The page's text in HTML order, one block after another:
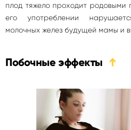
плод тяжело проходит родовыми
его употреблении
молочных желез будущей мамы и
Побочные эффекты ➔